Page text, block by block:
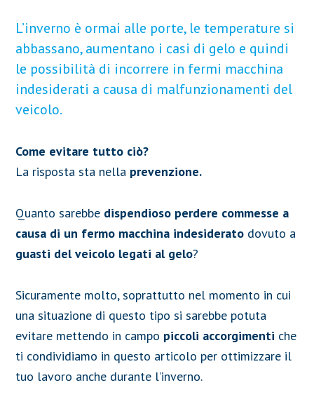
L’inverno è ormai alle porte, le temperature si
abbassano, aumentano i casi di gelo e quindi
le possibilità di incorrere in fermi macchina
indesiderati a causa di malfunzionamenti del
veicolo.
Come evitare tutto ciò?
La risposta sta nella prevenzione.
Quanto sarebbe dispendioso perdere commesse a
causa di un fermo macchina indesiderato dovuto a
guasti del veicolo legati al gelo?
Sicuramente molto, soprattutto nel momento in cui
una situazione di questo tipo si sarebbe potuta
evitare mettendo in campo piccoli accorgimenti che
ti condividiamo in questo articolo per ottimizzare il
tuo lavoro anche durante l’inverno.